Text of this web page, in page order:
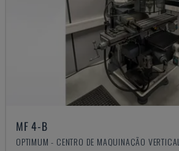
MF 4-B
OPTIMUM - CENTRO DE MAQUINAÇÃO VERTICAL